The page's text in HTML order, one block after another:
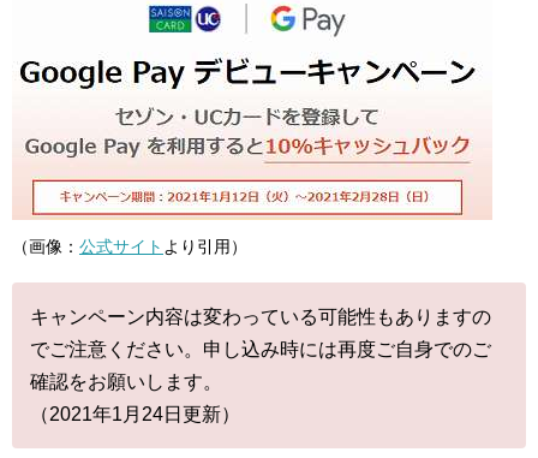
（画像： 公式サイト より引用）
キャンペーン内容は変わっている可能性もありますの
でご注意ください。申し込み時には再度ご自身でのご
確認をお願いします。
（2021年1月24日更新）